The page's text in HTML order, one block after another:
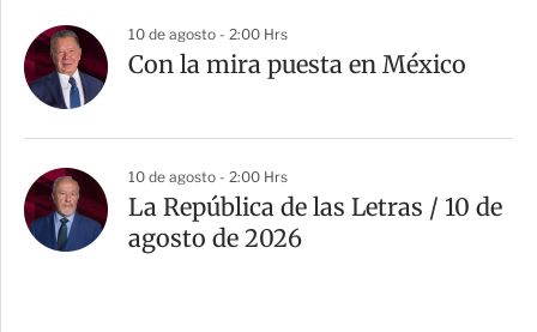
10 de agosto - 2:00 Hrs
Con la mira puesta en México
10 de agosto - 2:00 Hrs
La República de las Letras / 10 de
agosto de 2026